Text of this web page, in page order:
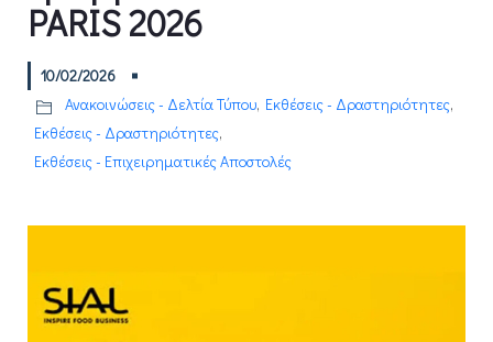
PARIS 2026
10/02/2026
Ανακοινώσεις - Δελτία Τύπου, Εκθέσεις - Δραστηριότητες,
Εκθέσεις - Δραστηριότητες,
Εκθέσεις - Επιχειρηματικές Αποστολές